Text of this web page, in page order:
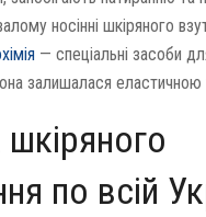
носінні шкіряного
— спеціальні засоби
залишалася еластичною
по всій